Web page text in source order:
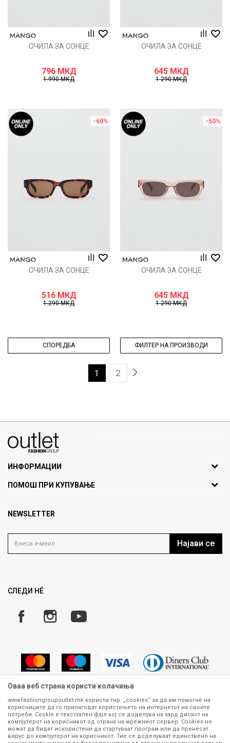
ОЧИЛА ЗА СОНЦЕ
796 МКД
1.990МКД
ОЧИЛА ЗА СОНЦЕ
645 МКД
1.290МКД
-60%
ОЧИЛА ЗА СОНЦЕ
516 МКД
1.290МКД
-50%
ОЧИЛА ЗА СОНЦЕ
645 МКД
1.290МКД
СПОРЕДБА ФИЛТЕР НА ПРОИЗВОДИ
1 2
ИНФОРМАЦИИ
За нас
Продавница
Кариера
ПОМОШ ПРИ КУПУВАЊЕ
Политика на приватност
Како да купите
Замена и рефундација на производи
Плаќање
NEWSLETTER
Најави се
СЛЕДИ НÉ
Сите информации околу производите кои се изложени на нашата
онлајн продавница се стремиме да бидат конкретни, точни и прецизни,
меѓутоа не можеме да гарантираме дека се без ниту една грешка или
пак дека сите производи во моментот се достапни на залиха.
Оваа веб страна користи колачиња
www.fashiongroupoutlet.mk користи тнр. „cookies“ за да им помогне на
корисниците да го прилагодат користењето на интернетот на своите
потреби. Cookie е текстуален фајл кој се доделува на хард дискот на
компјутерот на корисникот од страна на мрежниот сервер. Cookies не
можат да бидат искористени да стартуваат програм или да пренесат
вирус до компјутерот на корисникот. Тие се доделуваат единствено на